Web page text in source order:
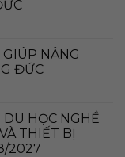
NÂNG
ĐỨC
HỌC NGHỀ
THIẾT BỊ
2027